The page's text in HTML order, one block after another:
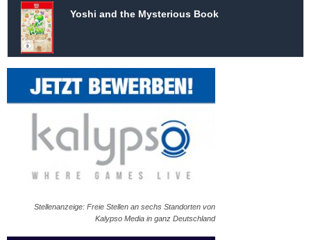
Yoshi and the Mysterious Book
Stellenanzeige: Freie Stellen an sechs Standorten von
Kalypso Media in ganz Deutschland